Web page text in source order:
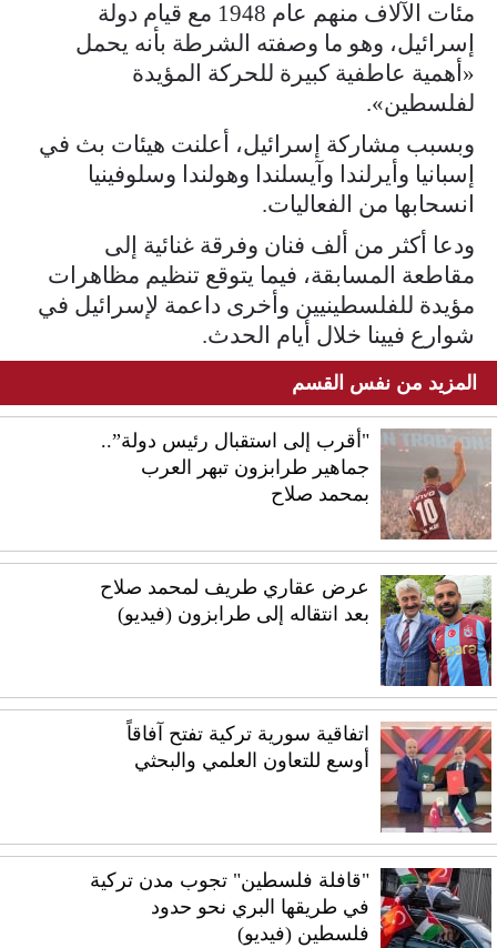
مئات الآلاف منهم عام 1948 مع قيام دولة
إسرائيل، وهو ما وصفته الشرطة بأنه يحمل
«أهمية عاطفية كبيرة للحركة المؤيدة
لفلسطين».
وبسبب مشاركة إسرائيل، أعلنت هيئات بث في
إسبانيا وأيرلندا وآيسلندا وهولندا وسلوفينيا
انسحابها من الفعاليات.
ودعا أكثر من ألف فنان وفرقة غنائية إلى
مقاطعة المسابقة، فيما يتوقع تنظيم مظاهرات
مؤيدة للفلسطينيين وأخرى داعمة لإسرائيل في
شوارع فيينا خلال أيام الحدث.
المزيد من نفس القسم
"أقرب إلى استقبال رئيس دولة”..
جماهير طرابزون تبهر العرب
بمحمد صلاح
عرض عقاري طريف لمحمد صلاح
بعد انتقاله إلى طرابزون (فيديو)
اتفاقية سورية تركية تفتح آفاقاً
أوسع للتعاون العلمي والبحثي
"قافلة فلسطين" تجوب مدن تركية
في طريقها البري نحو حدود
فلسطين (فيديو)